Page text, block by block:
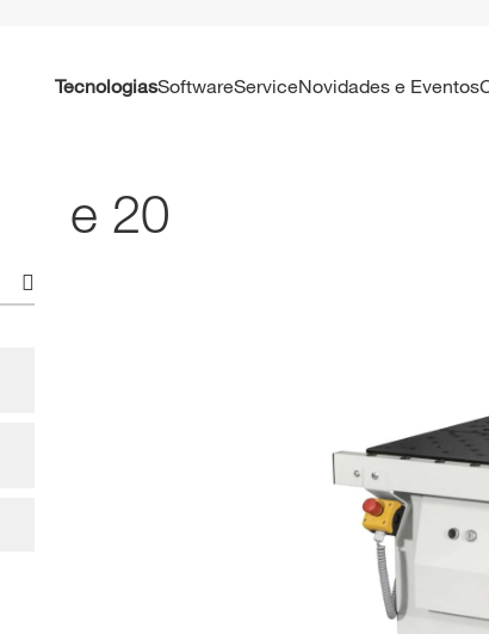
Tecnologias Software Service Novidades e Eventos
e 20